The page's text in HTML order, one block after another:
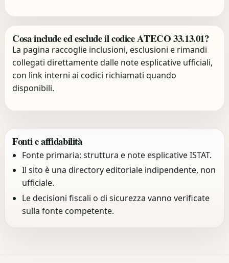
Cosa include ed esclude il codice ATECO 33.13.01?
La pagina raccoglie inclusioni, esclusioni e rimandi
collegati direttamente dalle note esplicative ufficiali,
con link interni ai codici richiamati quando
disponibili.
Fonti e affidabilità
Fonte primaria: struttura e note esplicative ISTAT.
Il sito è una directory editoriale indipendente, non
ufficiale.
Le decisioni fiscali o di sicurezza vanno verificate
sulla fonte competente.